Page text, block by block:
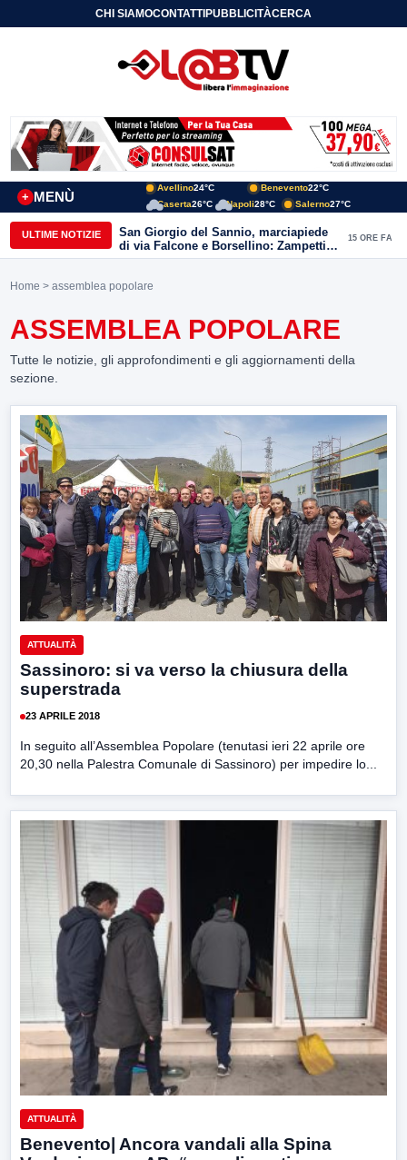
CHI SIAMOCONTATTIPUBBLICITÀCERCA
MENÙ
+
Avellino24°C Benevento22°C
Caserta26°C Napoli28°C Salerno27°C
ULTIME NOTIZIE
San Giorgio del Sannio, marciapiede
di via Falcone e Borsellino: Zampetti e
Lombardi replicano alle polemiche
15 ORE FA
Home > assemblea popolare
ASSEMBLEA POPOLARE
Tutte le notizie, gli approfondimenti e gli aggiornamenti della
sezione.
ATTUALITÀ
Sassinoro: si va verso la chiusura della
superstrada
23 APRILE 2018
In seguito all’Assemblea Popolare (tenutasi ieri 22 aprile ore
20,30 nella Palestra Comunale di Sassinoro) per impedire lo...
ATTUALITÀ
Benevento| Ancora vandali alla Spina